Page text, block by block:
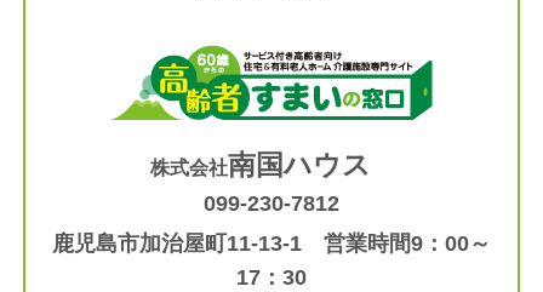
株式会社南国ハウス
099-230-7812
鹿児島市加治屋町11-13-1 営業時間9：00～
17：30